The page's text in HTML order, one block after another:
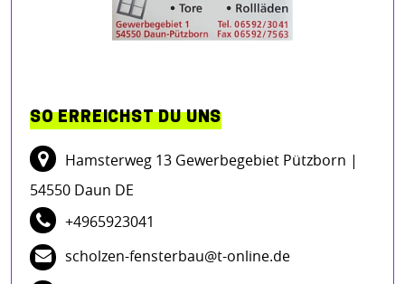
SO ERREICHST DU UNS
Hamsterweg 13 Gewerbegebiet Pützborn |
54550 Daun DE
+4965923041
scholzen-fensterbau@t-online.de